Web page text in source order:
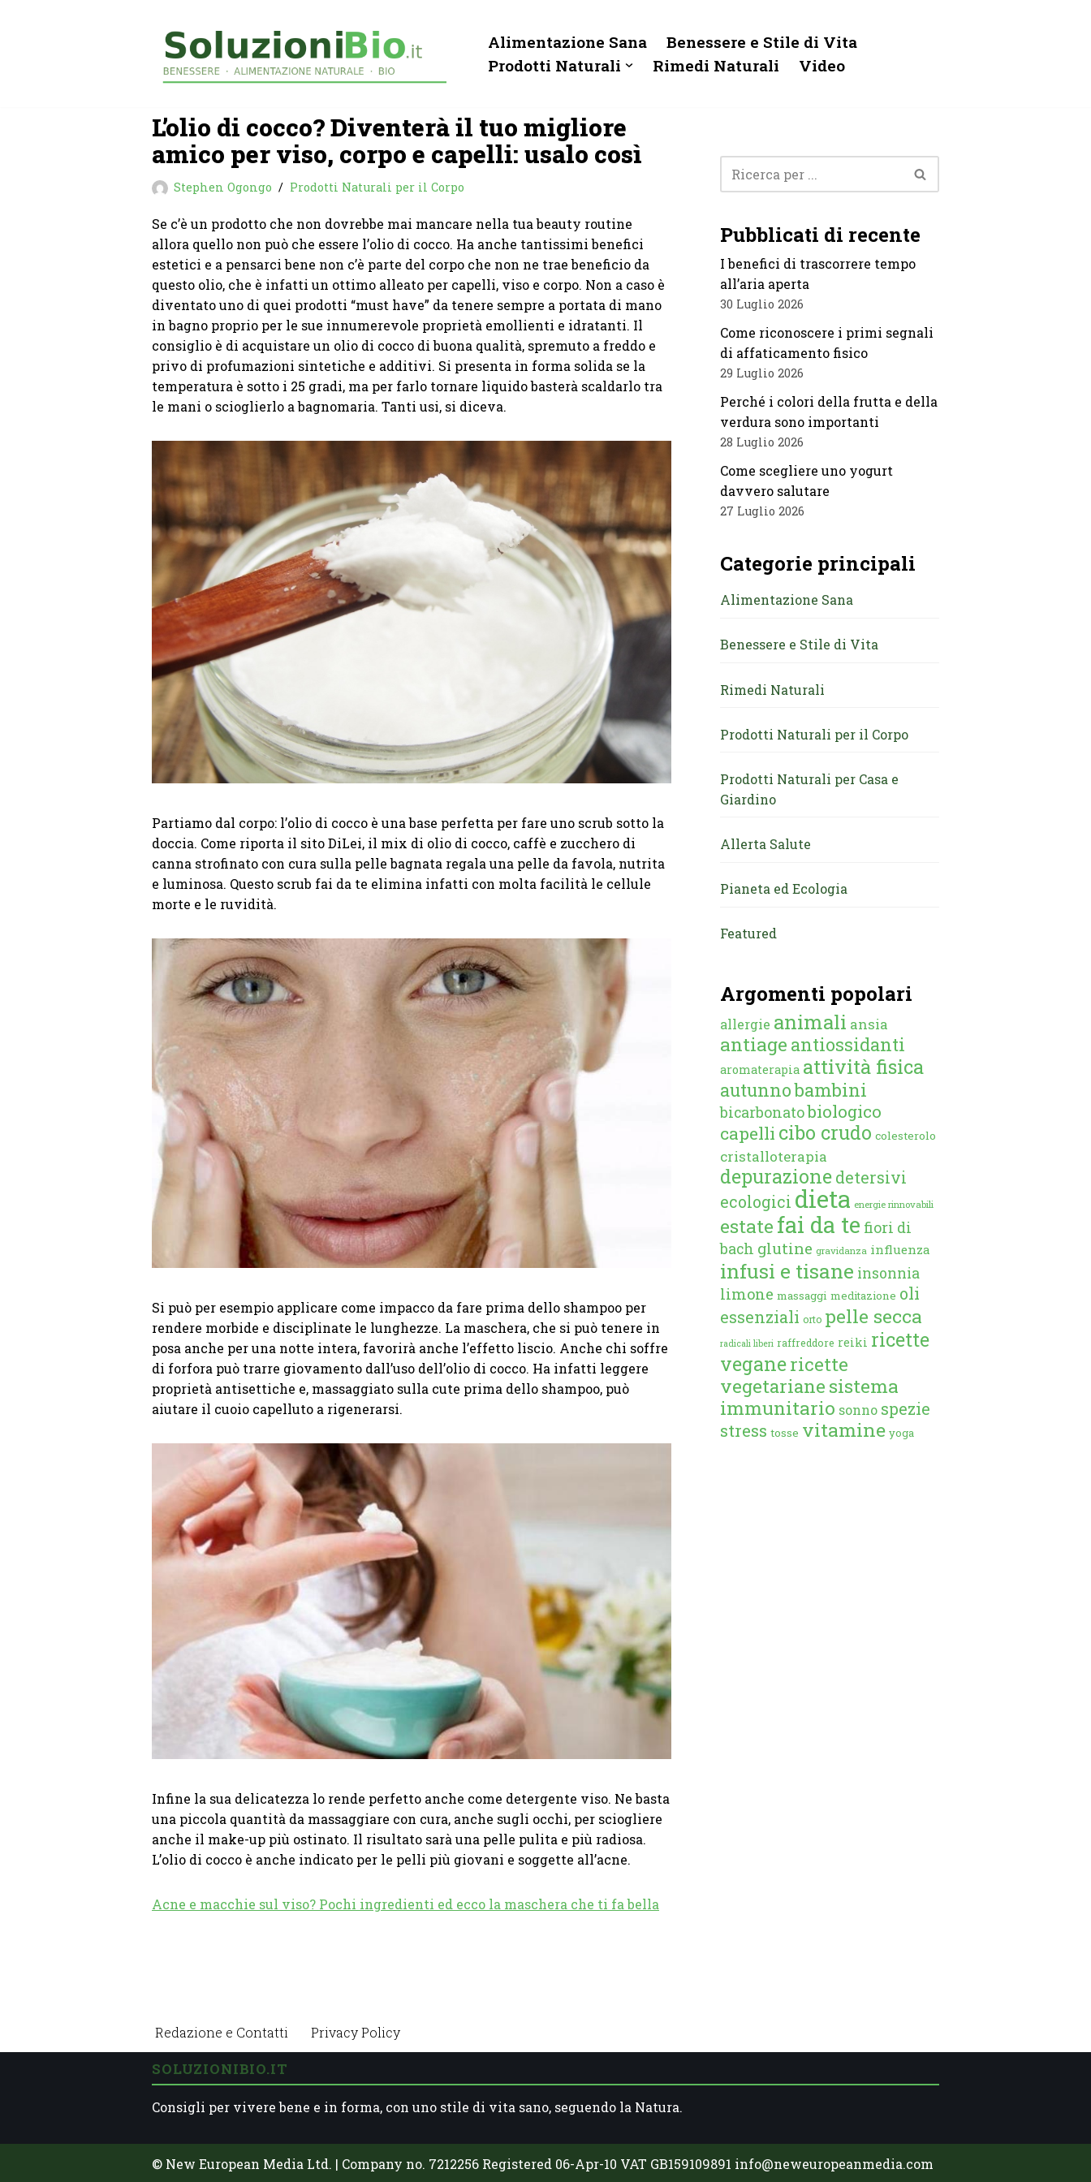
Alimentazione Sana
Benessere e Stile di Vita
Prodotti Naturali
Rimedi Naturali Video
L’olio di cocco? Diventerà il tuo migliore
amico per viso, corpo e capelli: usalo così
Stephen Ogongo Prodotti Naturali per il Corpo
Se c’è un prodotto che non dovrebbe mai mancare nella tua beauty routine
allora quello non può che essere l’olio di cocco. Ha anche tantissimi benefici
estetici e a pensarci bene non c’è parte del corpo che non ne trae beneficio da
questo olio, che è infatti un ottimo alleato per capelli, viso e corpo. Non a caso è
diventato uno di quei prodotti “must have” da tenere sempre a portata di mano
in bagno proprio per le sue innumerevole proprietà emollienti e idratanti. Il
consiglio è di acquistare un olio di cocco di buona qualità, spremuto a freddo e
privo di profumazioni sintetiche e additivi. Si presenta in forma solida se la
temperatura è sotto i 25 gradi, ma per farlo tornare liquido basterà scaldarlo tra
le mani o scioglierlo a bagnomaria. Tanti usi, si diceva.
Partiamo dal corpo: l’olio di cocco è una base perfetta per fare uno scrub sotto la
doccia. Come riporta il sito DiLei, il mix di olio di cocco, caffè e zucchero di
canna strofinato con cura sulla pelle bagnata regala una pelle da favola, nutrita
e luminosa. Questo scrub fai da te elimina infatti con molta facilità le cellule
morte e le ruvidità.
Si può per esempio applicare come impacco da fare prima dello shampoo per
rendere morbide e disciplinate le lunghezze. La maschera, che si può tenere in
posa anche per una notte intera, favorirà anche l’effetto liscio. Anche chi soffre
di forfora può trarre giovamento dall’uso dell’olio di cocco. Ha infatti leggere
proprietà antisettiche e, massaggiato sulla cute prima dello shampoo, può
aiutare il cuoio capelluto a rigenerarsi.
Infine la sua delicatezza lo rende perfetto anche come detergente viso. Ne basta
una piccola quantità da massaggiare con cura, anche sugli occhi, per sciogliere
anche il make-up più ostinato. Il risultato sarà una pelle pulita e più radiosa.
L’olio di cocco è anche indicato per le pelli più giovani e soggette all’acne.
Acne e macchie sul viso? Pochi ingredienti ed ecco la maschera che ti fa bella
Pubblicati di recente
I benefici di trascorrere tempo
all’aria aperta
30 Luglio 2026
Come riconoscere i primi segnali
di affaticamento fisico
29 Luglio 2026
Perché i colori della frutta e della
verdura sono importanti
28 Luglio 2026
Come scegliere uno yogurt
davvero salutare
27 Luglio 2026
Categorie principali
Alimentazione Sana
Benessere e Stile di Vita
Rimedi Naturali
Prodotti Naturali per il Corpo
Prodotti Naturali per Casa e
Giardino
Allerta Salute
Pianeta ed Ecologia
Featured
Argomenti popolari
allergie animali ansia
antiage antiossidanti
aromaterapia attività fisica
autunnobambini
bicarbonatobiologico
capelli cibo crudo colesterolo
cristalloterapia
depurazione detersivi
ecologici dieta energie rinnovabili
estate fai da te fiori di
bach glutine gravidanza influenza
infusi e tisane insonnia
limone massaggi meditazione oli
essenziali orto pelle secca
radicali liberi raffreddore reiki ricette
veganericette
vegetariane sistema
immunitario sonno spezie
stress tosse vitamine yoga
Redazione e Contatti Privacy Policy
SOLUZIONIBIO.IT
Consigli per vivere bene e in forma, con uno stile di vita sano, seguendo la Natura.
© New European Media Ltd. | Company no. 7212256 Registered 06-Apr-10 VAT GB159109891 info@neweuropeanmedia.com